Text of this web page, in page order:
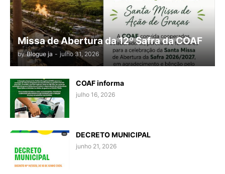
Missa de Abertura da 12º Safra da COAF
by Blogue ja - julho 31, 2026
COAF informa
julho 16, 2026
DECRETO MUNICIPAL
junho 21, 2026